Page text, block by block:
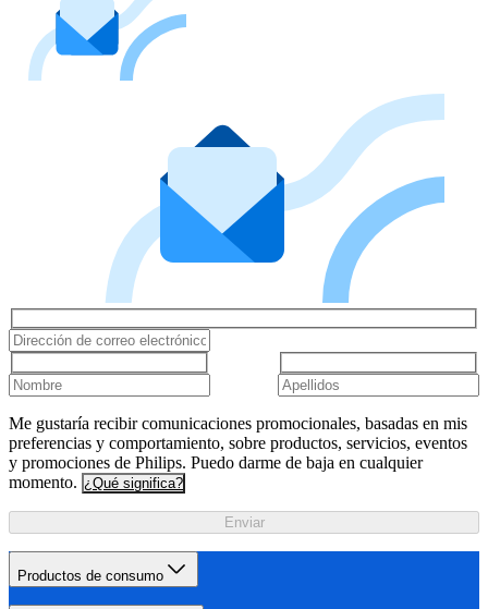
Me gustaría recibir comunicaciones promocionales, basadas en mis
preferencias y comportamiento, sobre productos, servicios, eventos
y promociones de Philips. Puedo darme de baja en cualquier
momento. ¿Qué significa?
Enviar
Productos de consumo